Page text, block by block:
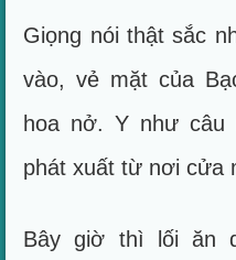
Giọng nói thật sắc
vào, vẻ mặt của
hoa nở. Y như câu
phát xuất từ nơi cửa
Bây giờ thì lối ăn